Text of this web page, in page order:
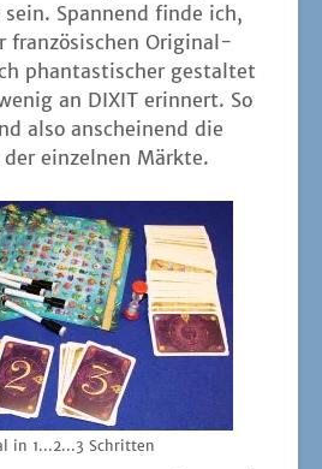
Span­nend fin­de ich,
fran­zö­si­schen Ori­gi­nal-
phan­tas­ti­scher gestal­tet
an DIXIT erin­nert. So
also anschei­nend die
ein­zel­nen Märkte.
in 1...2...3 Schritten